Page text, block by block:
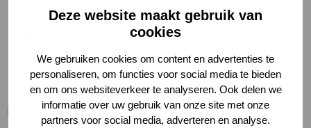
Deze website maakt gebruik van
cookies
We gebruiken cookies om content en advertenties te
personaliseren, om functies voor social media te bieden
en om ons websiteverkeer te analyseren. Ook delen we
informatie over uw gebruik van onze site met onze
partners voor social media, adverteren en analyse.
Regionale economie en Cultuur, provincie Zeeland
– lid BAC Landelijk Gebied,
portefeuillehouder Natuur, lid BAC Bereikbaarheid en
Infrastructuur, provincie Fryslân
Deze leden vertegenwoordigen alle provincies.